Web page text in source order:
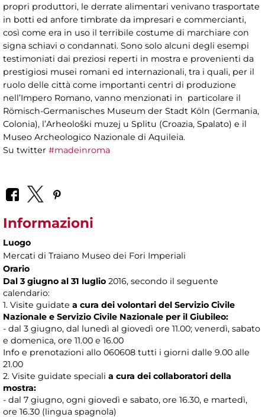
propri produttori, le derrate alimentari venivano trasportate
in botti ed anfore timbrate da impresari e commercianti,
così come era in uso il terribile costume di marchiare con
signa schiavi o condannati. Sono solo alcuni degli esempi
testimoniati dai preziosi reperti in mostra e provenienti da
prestigiosi musei romani ed internazionali, tra i quali, per il
ruolo delle città come importanti centri di produzione
nell’Impero Romano, vanno menzionati in particolare il
Römisch-Germanisches Museum der Stadt Köln (Germania,
Colonia), l’Arheološki muzej u Splitu (Croazia, Spalato) e il
Museo Archeologico Nazionale di Aquileia.
Su twitter #madeinroma
Informazioni
Luogo
Mercati di Traiano Museo dei Fori Imperiali
Orario
Dal 3 giugno al 31 luglio 2016, secondo il seguente
calendario:
1. Visite guidate a cura dei volontari del Servizio Civile
Nazionale e Servizio Civile Nazionale per il Giubileo:
- dal 3 giugno, dal lunedì al giovedì ore 11.00; venerdì, sabato
e domenica, ore 11.00 e 16.00
Info e prenotazioni allo 060608 tutti i giorni dalle 9.00 alle
21.00
2. Visite guidate speciali a cura dei collaboratori della
mostra:
- dal 7 giugno, ogni giovedì e sabato, ore 16.30, e martedì,
ore 16.30 (lingua spagnola)